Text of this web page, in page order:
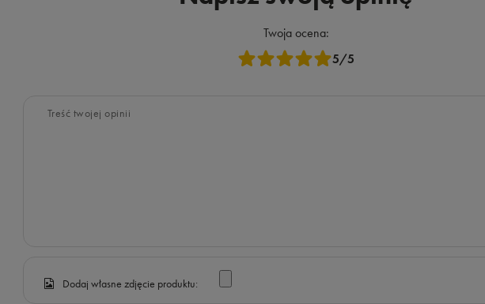
Twoja ocena:
5/5
Treść twojej opinii
Dodaj własne zdjęcie produktu: